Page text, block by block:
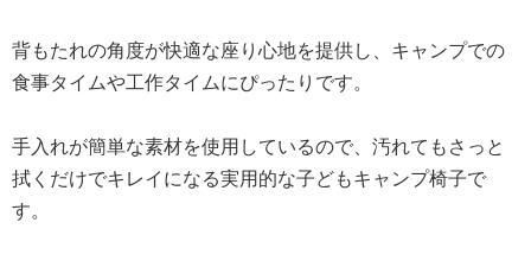
背もたれの角度が快適な座り心地を提供し、キャンプでの
食事タイムや工作タイムにぴったりです。
手入れが簡単な素材を使用しているので、汚れてもさっと
拭くだけでキレイになる実用的な子どもキャンプ椅子で
す。